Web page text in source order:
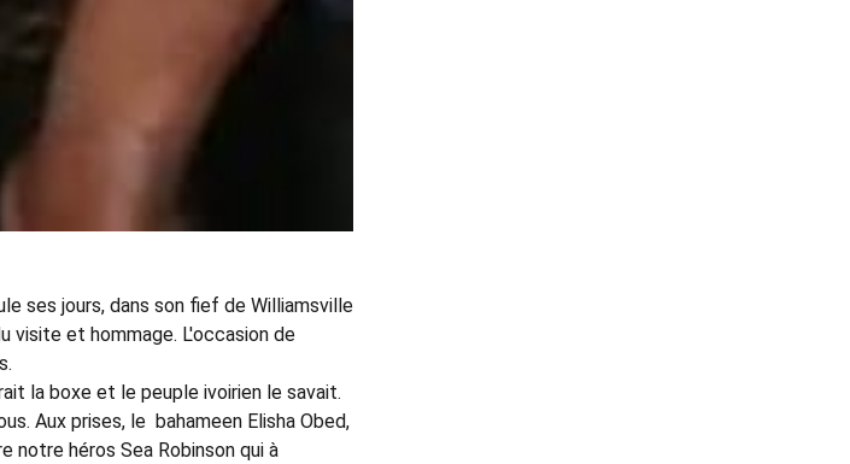
ses jours, dans son fief de Williamsville
visite et hommage. L'occasion de
la boxe et le peuple ivoirien le savait.
Aux prises, le bahameen Elisha Obed,
notre héros Sea Robinson qui à